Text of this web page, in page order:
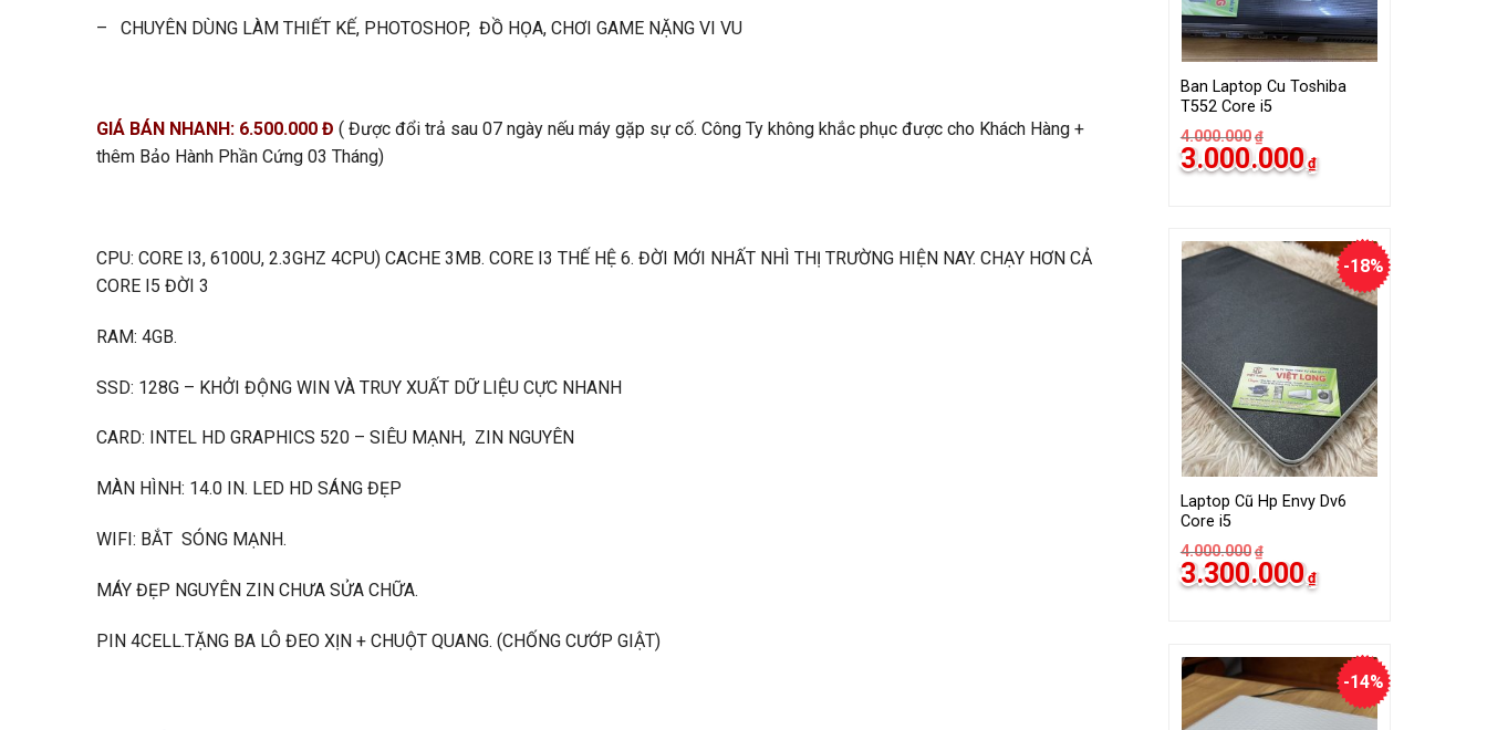
Ban Laptop Cu Toshiba
T552 Core i5
4.000.000 ₫
Giá
gốc
3.000.000 ₫hiện
tại
-18%
Laptop Cũ Hp Envy Dv6
Core i5
4.000.000 ₫
Giá
gốc
3.300.000 ₫hiện
tại
-14%
– CHUYÊN DÙNG LÀM THIẾT KẾ, PHOTOSHOP, ĐỒ HỌA, CHƠI GAME NẶNG VI VU
GIÁ BÁN NHANH: 6.500.000 Đ ( Được đổi trả sau 07 ngày nếu máy gặp sự cố. Công Ty không khắc phục được cho Khách Hàng +
thêm Bảo Hành Phần Cứng 03 Tháng)
CPU: CORE I3, 6100U, 2.3GHZ 4CPU) CACHE 3MB. CORE I3 THẾ HỆ 6. ĐỜI MỚI NHẤT NHÌ THỊ TRƯỜNG HIỆN NAY. CHẠY HƠN CẢ
CORE I5 ĐỜI 3
RAM: 4GB.
SSD: 128G – KHỞI ĐỘNG WIN VÀ TRUY XUẤT DỮ LIỆU CỰC NHANH
CARD: INTEL HD GRAPHICS 520 – SIÊU MẠNH, ZIN NGUYÊN
MÀN HÌNH: 14.0 IN. LED HD SÁNG ĐẸP
WIFI: BẮT SÓNG MẠNH.
MÁY ĐẸP NGUYÊN ZIN CHƯA SỬA CHỮA.
PIN 4CELL.TẶNG BA LÔ ĐEO XỊN + CHUỘT QUANG. (CHỐNG CƯỚP GIẬT)